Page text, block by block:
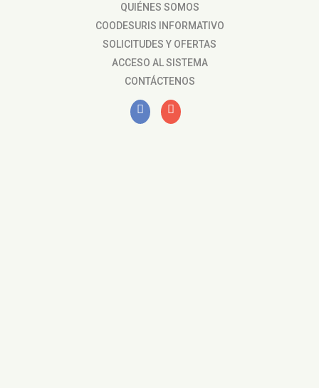
QUIÉNES SOMOS
COODESURIS INFORMATIVO
SOLICITUDES Y OFERTAS
ACCESO AL SISTEMA
CONTÁCTENOS